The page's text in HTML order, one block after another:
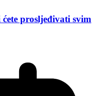
prosljeđivati svim